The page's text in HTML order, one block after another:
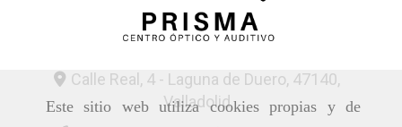
Este sitio web utiliza cookies propias y de
Calle Real, 4 - Laguna de Duero, 47140,
Valladolid